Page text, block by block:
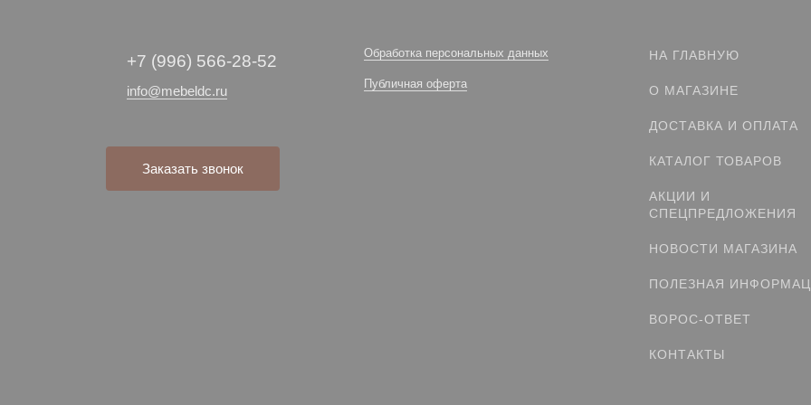
+7 (996) 566-28-52
info@mebeldc.ru
Заказать звонок
Обработка персональных данных
Публичная оферта
НА ГЛАВНУЮ
О МАГАЗИНЕ
ДОСТАВКА И ОПЛАТА
КАТАЛОГ ТОВАРОВ
АКЦИИ И
СПЕЦПРЕДЛОЖЕНИЯ
НОВОСТИ МАГАЗИНА
ПОЛЕЗНАЯ
ВОРОС-ОТВЕТ
КОНТАКТЫ